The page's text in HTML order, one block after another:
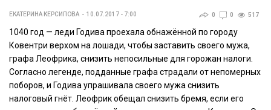
ЕКАТЕРИНА КЕРСИПОВА 10.07.2017 - 7:00 0 0 517
1040 год — леди Годива проехала обнажённой по городу
Ковентри верхом на лошади, чтобы заставить своего мужа,
графа Леофрика, снизить непосильные для горожан налоги.
Согласно легенде, подданные графа страдали от непомерных
поборов, и Годива упрашивала своего мужа снизить
налоговый гнёт. Леофрик обещал снизить бремя, если его